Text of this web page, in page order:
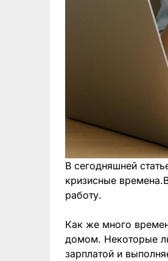
В сегодняшней
кризисные
работу.
Как же много
домом. Некоторые
зарплатой и